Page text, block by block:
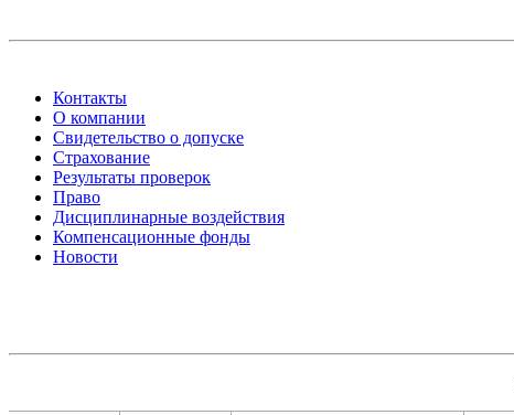
Контакты
О компании
Свидетельство о допуске
Страхование
Результаты проверок
Право
Дисциплинарные воздействия
Компенсационные фонды
Новости